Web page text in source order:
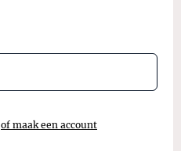
of maak een account